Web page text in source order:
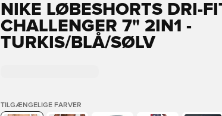
NIKE LØBESHORTS DRI-
CHALLENGER 7" 2IN1 -
TURKIS/BLÅ/SØLV
TILGÆNGELIGE FARVER